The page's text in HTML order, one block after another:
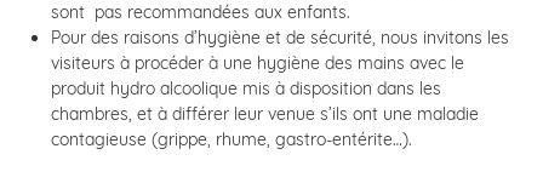
sont pas recommandées aux enfants.
Pour des raisons d’hygiène et de sécurité, nous invitons les
visiteurs à procéder à une hygiène des mains avec le
produit hydro alcoolique mis à disposition dans les
chambres, et à différer leur venue s’ils ont une maladie
contagieuse (grippe, rhume, gastro-entérite…).